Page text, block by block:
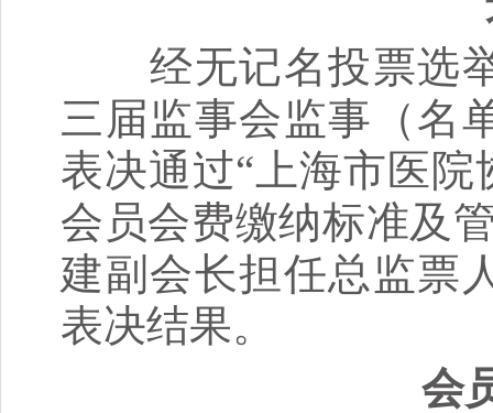
经无记名投票选举
三届监事会监事（名
表决通过“上海市医院
会员会费缴纳标准及
建副会长担任总监票
表决结果。
会员